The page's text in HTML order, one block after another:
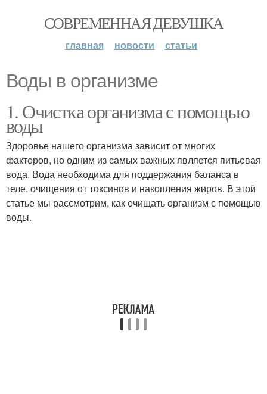
СОВРЕМЕННАЯ ДЕВУШКА
главная новости статьи
Воды в организме
1. Очистка организма с помощью
воды
Здоровье нашего организма зависит от многих
факторов, но одним из самых важных является питьевая
вода. Вода необходима для поддержания баланса в
теле, очищения от токсинов и накопления жиров. В этой
статье мы рассмотрим, как очищать организм с помощью
воды.